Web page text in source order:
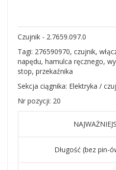
Czujnik - 2.7659.097.0
Tagi: 276590970, czujnik,
napędu, hamulca ręcznego,
stop, przekaźnika
Sekcja ciągnika: Elektryka /
Nr pozycji: 20
Długość (bez pin-